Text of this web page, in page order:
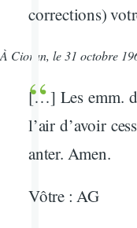
corrections)
À Cioran, le 31 octobre
[…] Les emm.
l’air d’avoir
anter. Amen.
Vôtre : AG